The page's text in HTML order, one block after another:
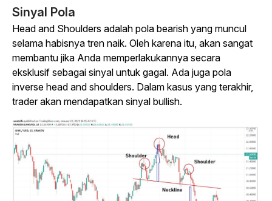
Sinyal Pola
Head and Shoulders adalah pola bearish yang muncul
selama habisnya tren naik. Oleh karena itu, akan sangat
membantu jika Anda memperlakukannya secara
eksklusif sebagai sinyal untuk gagal. Ada juga pola
inverse head and shoulders. Dalam kasus yang terakhir,
trader akan mendapatkan sinyal bullish.